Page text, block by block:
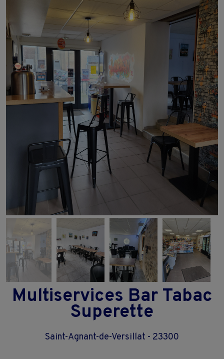
Multiservices Bar Tabac
Superette
Saint-Agnant-de-Versillat - 23300